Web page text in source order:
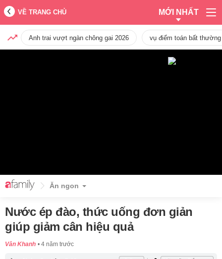
VỀ TRANG CHỦ MỚI NHẤT
Anh trai vượt ngàn chông gai 2026 vụ điểm toán bất
Ăn ngon
Nước ép đào, thức uống đơn giản
giúp giảm cân hiệu quả
Vân Khanh 4 năm trước